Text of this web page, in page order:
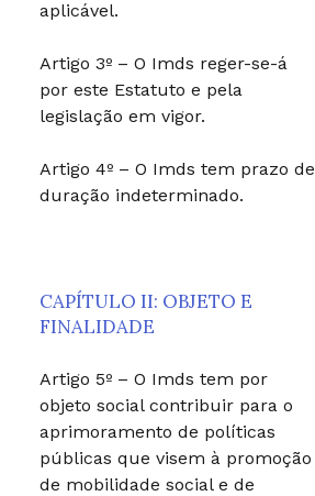
aplicável.
Artigo 3º – O Imds reger-se-á
por este Estatuto e pela
legislação em vigor.
Artigo 4º – O Imds tem prazo de
duração indeterminado.
CAPÍTULO II: OBJETO E
FINALIDADE
Artigo 5º – O Imds tem por
objeto social contribuir para o
aprimoramento de políticas
públicas que visem à promoção
de mobilidade social e de